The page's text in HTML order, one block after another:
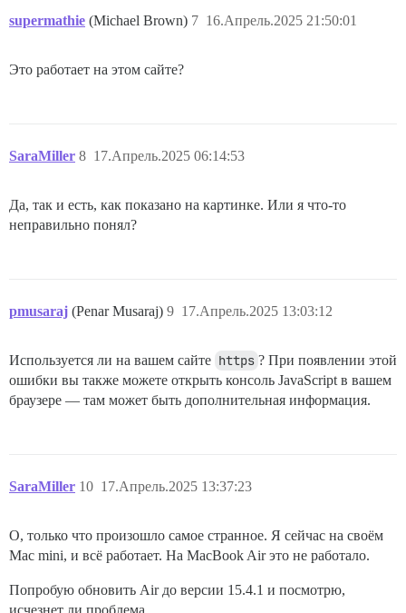
supermathie (Michael Brown) 16.Апрель.2025 21:50:01
7
Это работает на этом сайте?
SaraMiller 17.Апрель.2025 06:14:53
8
Да, так и есть, как показано на картинке. Или я что-то
неправильно понял?
pmusaraj (Penar Musaraj) 17.Апрель.2025 13:03:12
9
Используется ли на вашем сайте https ? При появлении этой
ошибки вы также можете открыть консоль JavaScript в вашем
браузере — там может быть дополнительная информация.
SaraMiller 17.Апрель.2025 13:37:23
10
О, только что произошло самое странное. Я сейчас на своём
Mac mini, и всё работает. На MacBook Air это не работало.
Попробую обновить Air до версии 15.4.1 и посмотрю,